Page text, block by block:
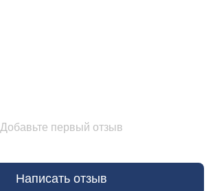
Добавьте первый отзыв
Написать отзыв